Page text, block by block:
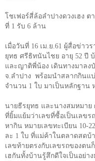
โชเฟอร์สี่ล้อลำปางดวงเฮง
ที่ 1 รับ 6 ล้าน
เมื่อวันที่ 16 เม.ย.61 ผู้สื่อข่าว
ยุทธ ศรีธิทนันไชย อายุ 52 ปี
และญาติพี่น้อง เดินทางมาลง
จ.ลำปาง พร้อมนำสลากกินแบ่
จำนวน 1 ใบ มาเป็นหลักฐาน
นายธีรยุทธ และนางสมหมาย
ที่ยิ้มแย้มว่าเลขที่ซื้อเป็นเลขร
หากิน หมายเลขทะเบียน 10-
ละ 1 ใบ ที่แม่ค้าในตลาดสดบ้
เลขท้ายตรงกับเลขรถของตน
เฮกันทั้งบ้านรู้สึกดีใจเป็นอย่า